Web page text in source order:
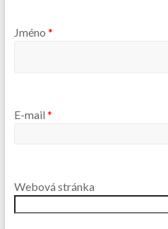
Jméno *
E-mail *
Webová stránka